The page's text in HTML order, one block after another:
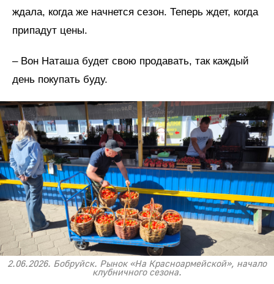
ждала, когда же начнется сезон. Теперь ждет, когда
припадут цены.
– Вон Наташа будет свою продавать, так каждый
день покупать буду.
2.06.2026. Бобруйск. Рынок «На Красноармейской», начало
клубничного сезона.